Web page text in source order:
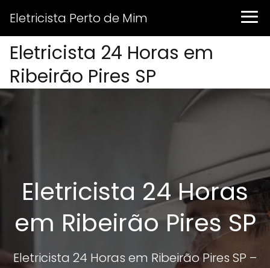
Eletricista Perto de Mim
Eletricista 24 Horas em
Ribeirão Pires SP
Eletricista 24 Horas
em Ribeirão Pires SP
Eletricista 24 Horas em Ribeirão Pires SP –